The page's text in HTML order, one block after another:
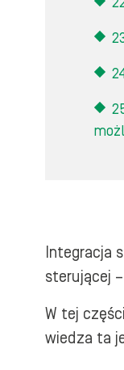
Integracja
sterującej
W tej
wiedza ta